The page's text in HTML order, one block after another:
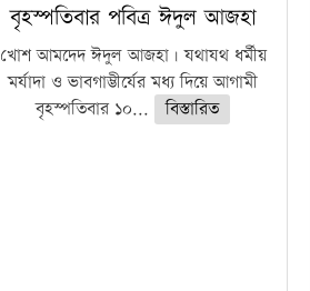
বৃহস্পতিবার পবিত্র ঈদুল আজহা
খোশ আমদেদ ঈদুল আজহা। যথাযথ ধর্মীয়
মর্যাদা ও ভাবগাম্ভীর্যের মধ্য দিয়ে আগামী
বৃহস্পতিবার ১০...
বিস্তারিত